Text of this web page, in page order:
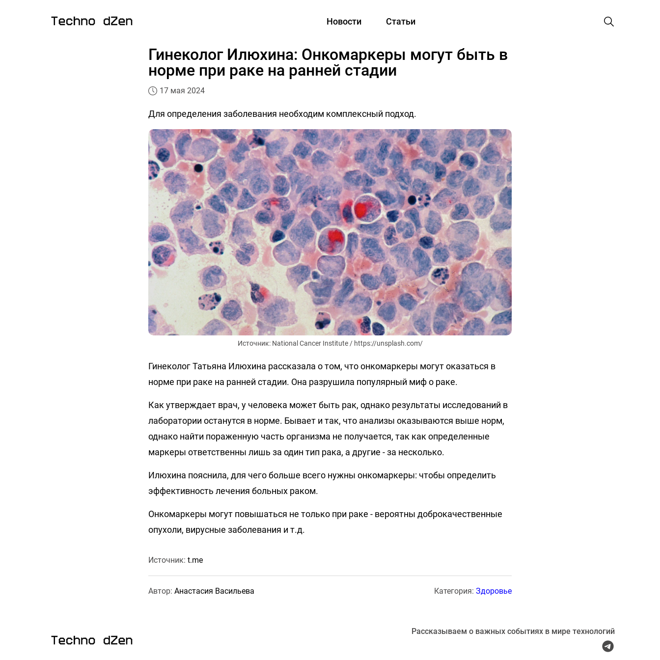
Новости Статьи
Гинеколог Илюхина: Онкомаркеры могут быть в
норме при раке на ранней стадии
17 мая 2024
Для определения заболевания необходим комплексный подход.
Источник: National Cancer Institute / https://unsplash.com/
Гинеколог Татьяна Илюхина рассказала о том, что онкомаркеры могут оказаться в
норме при раке на ранней стадии. Она разрушила популярный миф о раке.
Как утверждает врач, у человека может быть рак, однако результаты исследований в
лаборатории останутся в норме. Бывает и так, что анализы оказываются выше норм,
однако найти пораженную часть организма не получается, так как определенные
маркеры ответственны лишь за один тип рака, а другие - за несколько.
Илюхина пояснила, для чего больше всего нужны онкомаркеры: чтобы определить
эффективность лечения больных раком.
Онкомаркеры могут повышаться не только при раке - вероятны доброкачественные
опухоли, вирусные заболевания и т.д.
Источник: t.me
Автор: Анастасия Васильева Категория: Здоровье
Рассказываем о важных событиях в мире технологий